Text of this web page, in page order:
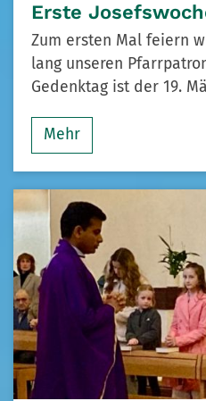
Erste
Zum ersten Mal feiern
lang unseren
Gedenktag ist der 19.
Mehr